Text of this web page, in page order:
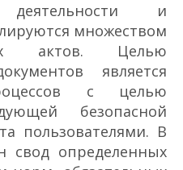
и
множеством
актов. Целью
является
с целью
безопасной
пользователями. В
определенных